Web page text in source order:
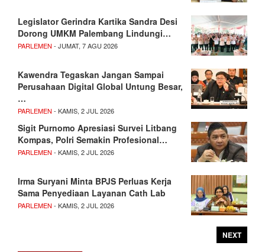
Legislator Gerindra Kartika Sandra Desi
Dorong UMKM Palembang Lindungi…
PARLEMEN - JUMAT, 7 AGU 2026
Kawendra Tegaskan Jangan Sampai
Perusahaan Digital Global Untung Besar,
…
PARLEMEN - KAMIS, 2 JUL 2026
Sigit Purnomo Apresiasi Survei Litbang
Kompas, Polri Semakin Profesional…
PARLEMEN - KAMIS, 2 JUL 2026
Irma Suryani Minta BPJS Perluas Kerja
Sama Penyediaan Layanan Cath Lab
PARLEMEN - KAMIS, 2 JUL 2026
NEXT